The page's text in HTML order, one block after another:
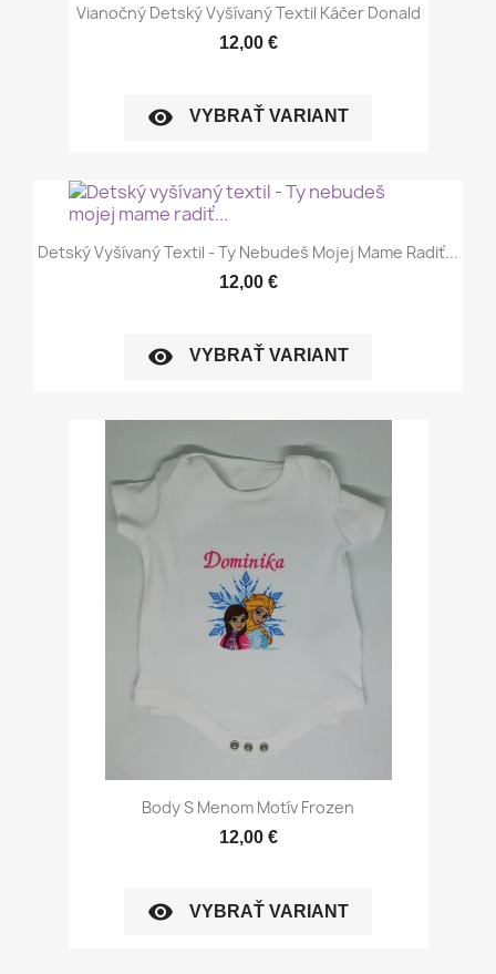
Vianočný Detský Vyšívaný Textil Káčer Donald
12,00 €
visibility VYBRAŤ VARIANT
Detský Vyšívaný Textil - Ty Nebudeš Mojej Mame Radiť...
12,00 €
visibility VYBRAŤ VARIANT
Body S Menom Motív Frozen
12,00 €
visibility VYBRAŤ VARIANT